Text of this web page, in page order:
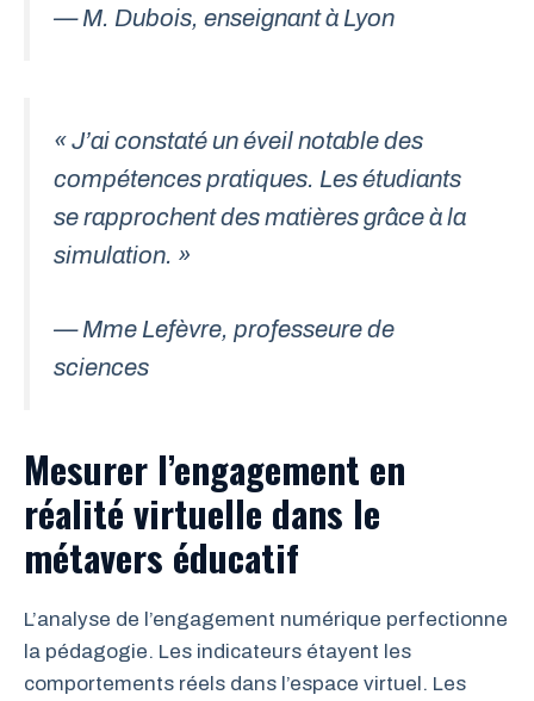
— M. Dubois, enseignant à Lyon
« J’ai constaté un éveil notable des
compétences pratiques. Les étudiants
se rapprochent des matières grâce à la
simulation. »
— Mme Lefèvre, professeure de
sciences
Mesurer l’engagement en
réalité virtuelle dans le
métavers éducatif
L’analyse de l’engagement numérique perfectionne
la pédagogie. Les indicateurs étayent les
comportements réels dans l’espace virtuel. Les